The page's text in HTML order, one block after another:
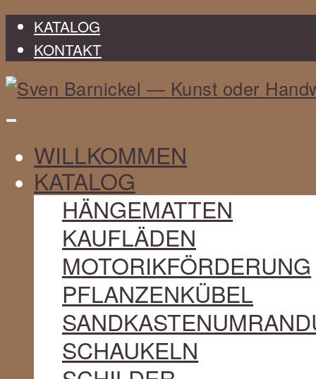
KATALOG
KONTAKT
Sven
Barnickel
WILLKOMMEN
KATALOG
HÄNGEMATTEN
KAUFLÄDEN
MOTORIKFÖRDERUNG
PFLANZENKÜBEL
SCHAUKELN